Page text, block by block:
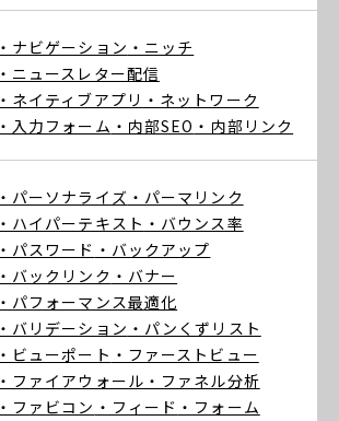
・ナビゲーション ・ニッチ
・ニュースレター配信
・ネイティブアプリ ・ネットワーク
・入力フォーム ・内部SEO ・内部リンク
・パーソナライズ ・パーマリンク
・ハイパーテキスト ・バウンス率
・パスワード ・バックアップ
・バックリンク ・バナー
・パフォーマンス最適化
・バリデーション ・パンくずリスト
・ビューポート ・ファーストビュー
・ファイアウォール ・ファネル分析
・ファビコン ・フィード ・フォーム